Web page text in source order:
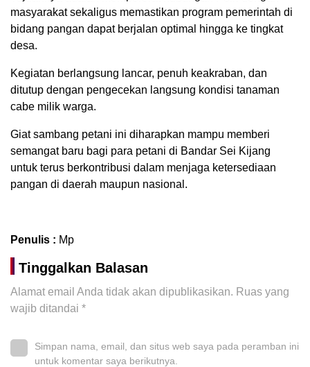
masyarakat sekaligus memastikan program pemerintah di
bidang pangan dapat berjalan optimal hingga ke tingkat
desa.
Kegiatan berlangsung lancar, penuh keakraban, dan
ditutup dengan pengecekan langsung kondisi tanaman
cabe milik warga.
Giat sambang petani ini diharapkan mampu memberi
semangat baru bagi para petani di Bandar Sei Kijang
untuk terus berkontribusi dalam menjaga ketersediaan
pangan di daerah maupun nasional.
Penulis : Mp
Tinggalkan Balasan
Alamat email Anda tidak akan dipublikasikan. Ruas yang
wajib ditandai *
Simpan nama, email, dan situs web saya pada peramban ini
untuk komentar saya berikutnya.